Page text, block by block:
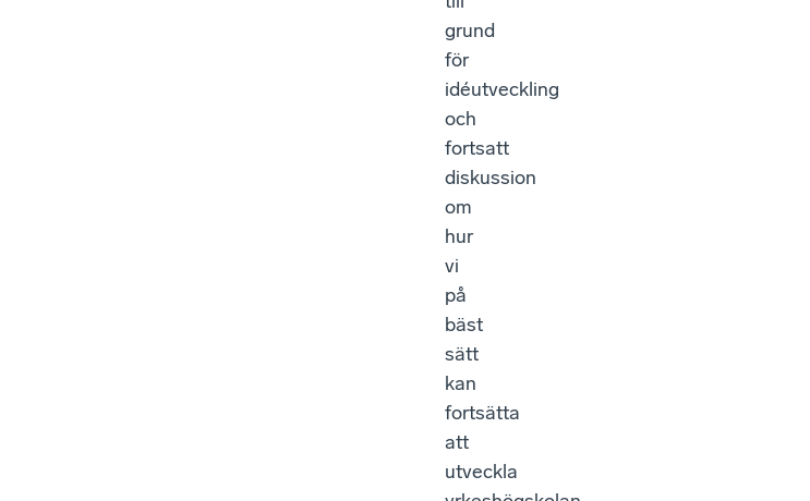
grund
för
idéutveckling
och
fortsatt
diskussion
om
hur
vi
på
bäst
sätt
kan
fortsätta
att
utveckla